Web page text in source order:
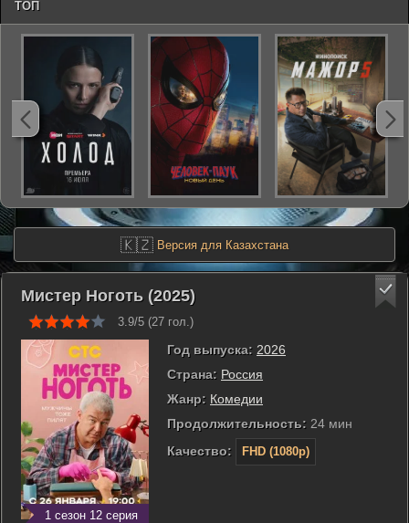
🇰🇿 Версия для Казахстана
Мистер Ноготь (2025)
3.9/5 (27 гол.)
1 сезон 12 серия
Год выпуска: 2026
Страна: Россия
Жанр: Комедии
Продолжительность: 24 мин
Качество:
FHD (1080p)
ТОП